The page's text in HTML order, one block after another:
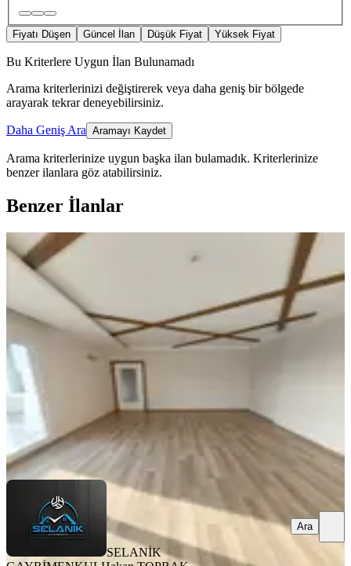
Fiyatı Düşen Güncel İlan Düşük Fiyat Yüksek Fiyat
Bu Kriterlere Uygun İlan Bulunamadı
Arama kriterlerinizi değiştirerek veya daha geniş bir bölgede
arayarak tekrar deneyebilirsiniz.
Daha Geniş Ara Aramayı Kaydet
Arama kriterlerinize uygun başka ilan bulamadık. Kriterlerinize
benzer ilanlara göz atabilirsiniz.
Benzer İlanlar
ÖNE ÇIKAN
Selanikten Türkmenbaşı Bulvarı
Cepheli 3+1+çb+go+kilerli D.gazlı
Seyhan, Pınar Mahallesi
3+1·160 m²·14. Kat·06.08.2026
35.000 ₺
SELANİK GAYRİMENKUL Hakan TOPRAK
Ara
SELANİK
Ara